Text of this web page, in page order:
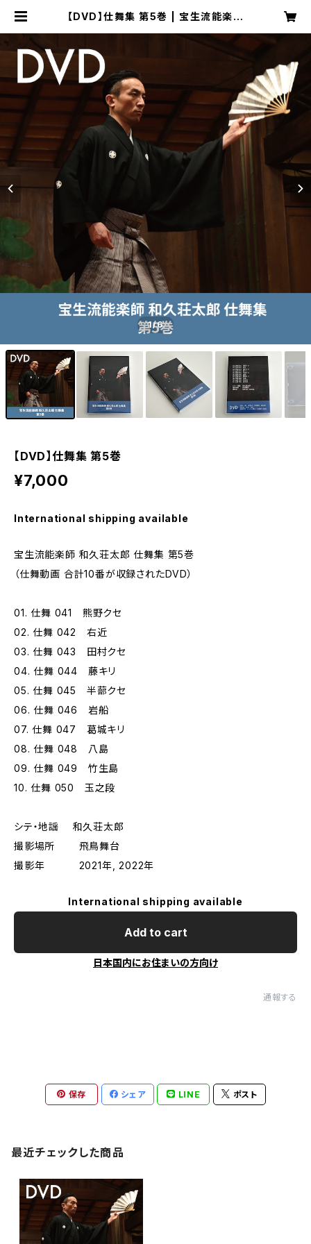
【DVD】仕舞集 第5巻 | 宝生流能楽師
1/6
【DVD】仕舞集 第5巻
¥7,000
International shipping available
宝生流能楽師 和久荘太郎 仕舞集 第5巻
（仕舞動画 合計10番が収録されたDVD）
01. 仕舞 041 熊野クセ
02. 仕舞 042 右近
03. 仕舞 043 田村クセ
04. 仕舞 044 藤キリ
05. 仕舞 045 半蔀クセ
06. 仕舞 046 岩船
07. 仕舞 047 葛城キリ
08. 仕舞 048 八島
09. 仕舞 049 竹生島
10. 仕舞 050 玉之段
シテ・地謡 和久荘太郎
撮影場所 飛鳥舞台
撮影年 2021年, 2022年
International shipping available
Add to cart
日本国内にお住まいの方向け
通報する
保存 シェア LINE ポスト
最近チェックした商品